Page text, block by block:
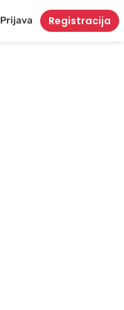
Prijava Registracija